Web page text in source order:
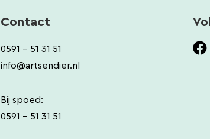
Contact
0591 - 51 31 51
info@artsendier.nl
Bij spoed:
0591 - 51 31 51